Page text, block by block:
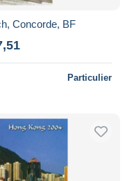
Concorde, BF
Particulier